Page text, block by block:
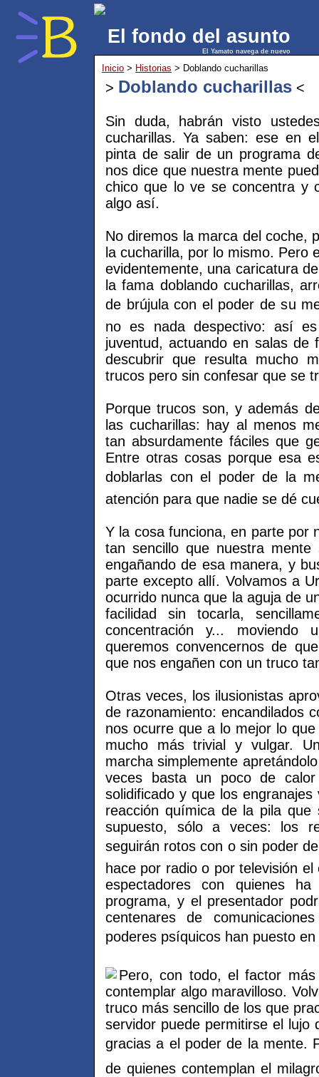
El fondo del asunto
El Yamato navega de nuevo
Inicio > Historias > Doblando cucharillas
> Doblando cucharillas <
Sin duda, habrán visto
cucharillas. Ya saben: ese en
pinta de salir de un programa
nos dice que nuestra mente
chico que lo ve se concentra y
algo así.
No diremos la marca del coche,
la cucharilla, por lo mismo. Pero
evidentemente, una caricatura
la fama doblando cucharillas,
de brújula con el poder de su
no es nada despectivo: así
juventud, actuando en salas
descubrir que resulta mucho
trucos pero sin confesar que se
Porque trucos son, y además
las cucharillas: hay al menos
tan absurdamente fáciles que
Entre otras cosas porque esa
doblarlas con el poder de la
atención para que nadie se dé
Y la cosa funciona, en parte por
tan sencillo que nuestra
engañando de esa manera, y
parte excepto allí. Volvamos a
ocurrido nunca que la aguja de
facilidad sin tocarla,
concentración y... moviendo
queremos convencernos de
que nos engañen con un truco
Otras veces, los ilusionistas
de razonamiento: encandilados
nos ocurre que a lo mejor lo
mucho más trivial y vulgar.
marcha simplemente
veces basta un poco de
solidificado y que los
reacción química de la pila que
supuesto, sólo a veces: los
seguirán rotos con o sin poder
hace por radio o por televisión
espectadores con quienes
programa, y el presentador
centenares de
poderes psíquicos han puesto
Pero, con todo, el factor
contemplar algo maravilloso.
truco más sencillo de los que
servidor puede permitirse el lujo
gracias a el poder de la
de quienes contemplan el